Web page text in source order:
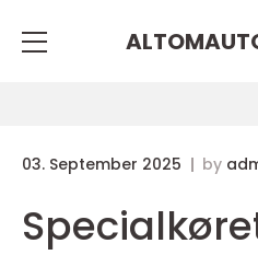
03. September 2025 by